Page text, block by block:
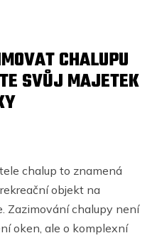
CHALUPU
SVŮJ MAJETEK
chalup to znamená
objekt na
Zazimování chalupy není
oken, ale o komplexní